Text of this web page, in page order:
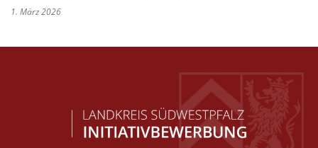
1. März 2026